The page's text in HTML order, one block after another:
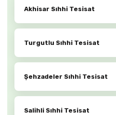
Akhisar Sıhhi Tesisat
Turgutlu Sıhhi Tesisat
Şehzadeler Sıhhi Tesisat
Salihli Sıhhi Tesisat